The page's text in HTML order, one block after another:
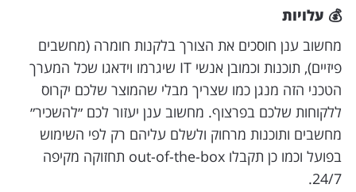
💰 עלויות
מחשוב ענן חוסכים את הצורך בלקנות חומרה (מחשבים
פיזיים), תוכנות וכמובן אנשי IT שיגרמו וידאגו שכל המערך
הטכני הזה מנגן כמו שצריך מבלי שהמוצר שלכם יקרוס
ללקוחות שלכם בפרצוף. מחשוב ענן יעזור לכם ״להשכיר״
מחשבים ותוכנות מרחוק ולשלם עליהם רק לפי השימוש
בפועל וכמו כן תקבלו out-of-the-box תחזוקה מקיפה
24/7.